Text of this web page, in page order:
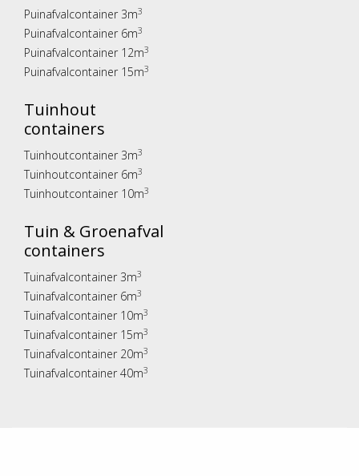
Puinafvalcontainer 3m3
Puinafvalcontainer 6m3
Puinafvalcontainer 12m3
Puinafvalcontainer 15m3
Tuinhout
containers
Tuinhoutcontainer 3m3
Tuinhoutcontainer 6m3
Tuinhoutcontainer 10m3
Tuin & Groenafval
containers
Tuinafvalcontainer 3m3
Tuinafvalcontainer 6m3
Tuinafvalcontainer 10m3
Tuinafvalcontainer 15m3
Tuinafvalcontainer 20m3
Tuinafvalcontainer 40m3